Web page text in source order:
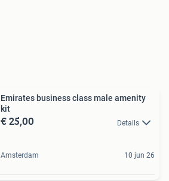
Emirates business class male amenity
kit
€ 25,00 Details
Amsterdam 10 jun 26